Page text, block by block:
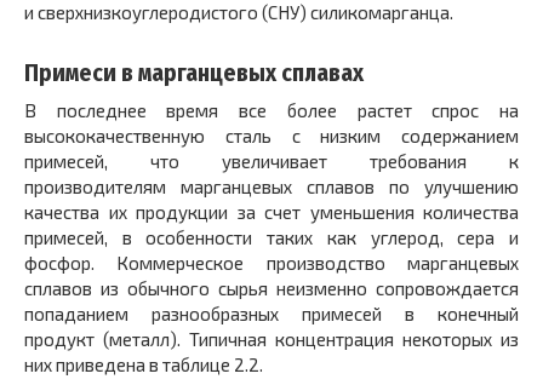
и сверхнизкоуглеродистого (СНУ) силикомарганца.
Примеси в марганцевых сплавах
В последнее время все более растет спрос на
высококачественную сталь с низким содержанием
примесей, что увеличивает требования к
производителям марганцевых сплавов по улучшению
качества их продукции за счет уменьшения количества
примесей, в особенности таких как углерод, сера и
фосфор. Коммерческое производство марганцевых
сплавов из обычного сырья неизменно сопровождается
попаданием разнообразных примесей в конечный
продукт (металл). Типичная концентрация некоторых из
них приведена в таблице 2.2.